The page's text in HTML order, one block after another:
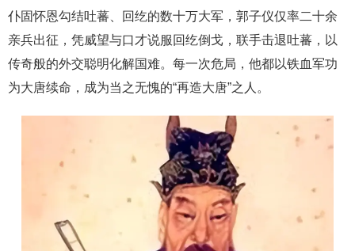
仆固怀恩勾结吐蕃、回纥的数十万大军，郭子仪仅率二十余
亲兵出征，凭威望与口才说服回纥倒戈，联手击退吐蕃，以
传奇般的外交聪明化解国难。每一次危局，他都以铁血军功
为大唐续命，成为当之无愧的“再造大唐”之人。